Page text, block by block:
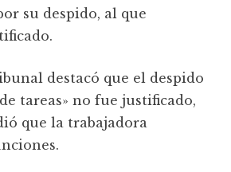
su despido, al que
destacó que el despido
tareas» no fue justificado,
que la trabajadora